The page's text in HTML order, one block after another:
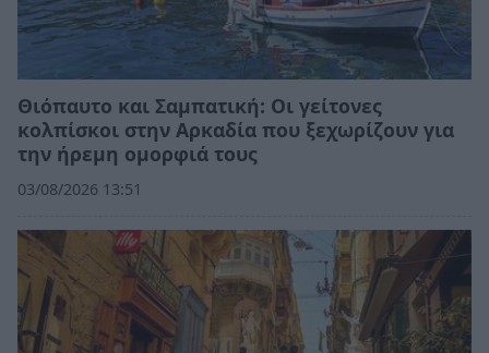
Θιόπαυτο και Σαμπατική: Οι γείτονες
κολπίσκοι στην Αρκαδία που ξεχωρίζουν για
την ήρεμη ομορφιά τους
03/08/2026 13:51